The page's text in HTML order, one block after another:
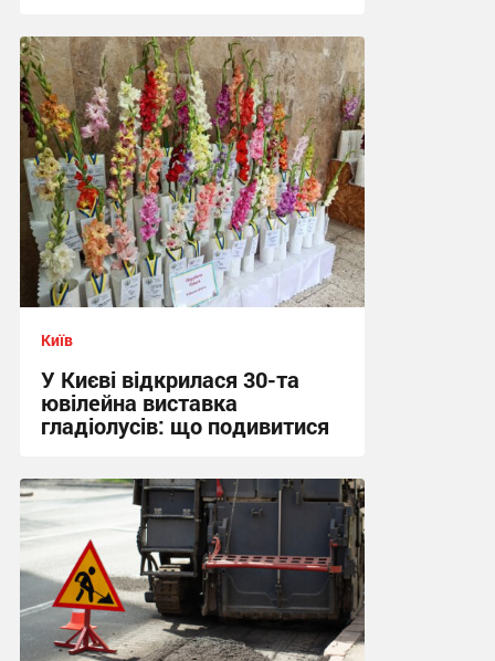
01:37 вчора
Київ
У Києві відкрилася 30-та
ювілейна виставка
гладіолусів: що подивитися
16:04, 7.08.2026